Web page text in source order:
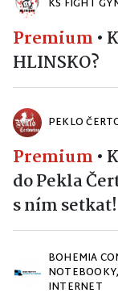
KS FIGHT
Premium •
HLINSKO?
PEKLO
Premium •
do Pekla
s ním setkat!
BOHEMIA
INTERNET